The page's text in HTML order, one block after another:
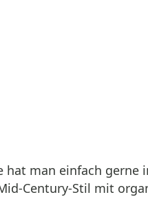
man einfach
Century-Stil mit